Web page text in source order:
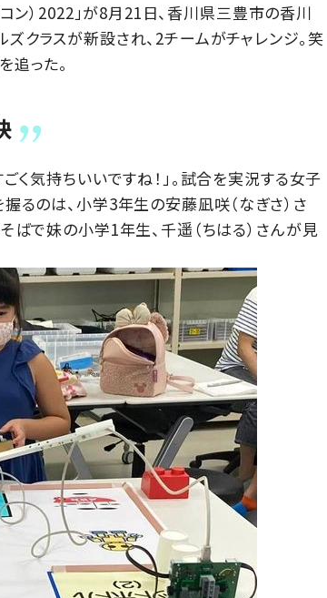
ン）2022」が8月21日、香川県三豊市の香川
クラスが新設され、2チームがチャレンジ。笑
った。
く気持ちいいですね！」。試合を実況する女子
るのは、小学3年生の安藤凪咲（なぎさ）さ
ばで妹の小学1年生、千遥（ちはる）さんが見